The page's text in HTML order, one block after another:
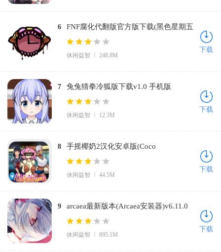
6
FNF腐化代翻版官方版下载(黑色星期五
之夜：腐化代翻)v0.2.7 最新版
休闲益智 248.8M
下载
7 兔兔猜拳冷狐版下载v1.0 手机版
休闲益智 12.3M
下载
8
手摇椰奶2汉化安卓版(Coco
Nutshake)v1.3.0 中文版
休闲益智 44.5M
下载
9
arcaea最新版本(Arcaea安装器)v6.11.0
安卓版
休闲益智 895.1M
下载